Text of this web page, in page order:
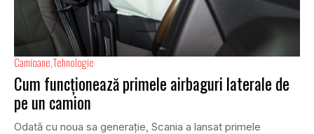
CamioaneTehnologie
Cum funcționează primele airbaguri laterale de
pe un camion
Odată cu noua sa generație, Scania a lansat primele